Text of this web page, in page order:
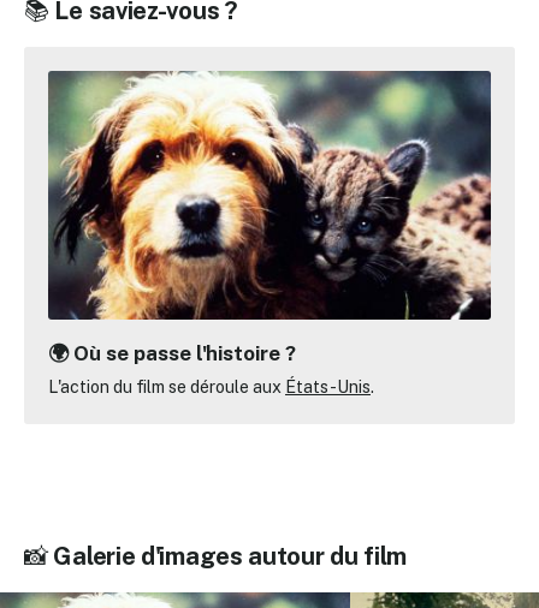
📚 Le saviez-vous ?
🌍 Où se passe l'histoire ?
L'action du film se déroule aux États-Unis.
📸Galerie d'images autour du film